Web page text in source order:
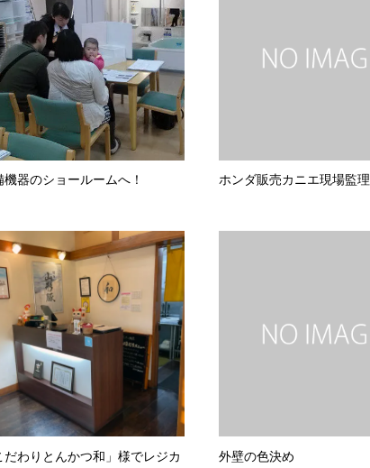
機器のショールームへ！ ホンダ販売カニエ現場監理
だわりとんかつ和」様でレジカ
外壁の色決め